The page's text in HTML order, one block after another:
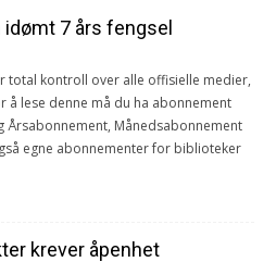
7 års fengsel
total kontroll over alle offisielle medier,
å lese denne må du ha abonnement
Årsabonnement, Månedsabonnement
egne abonnementer for biblioteker
krever åpenhet